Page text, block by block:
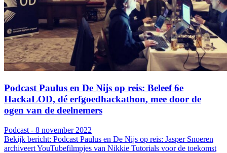
Podcast Paulus en De Nijs op reis: Beleef 6e
HackaLOD, dé erfgoedhackathon, mee door de
ogen van de deelnemers
Podcast - 8 november 2022
Bekijk bericht: Podcast Paulus en De Nijs op reis: Jasper Snoeren
archiveert YouTubefilmpjes van Nikkie Tutorials voor de toekomst